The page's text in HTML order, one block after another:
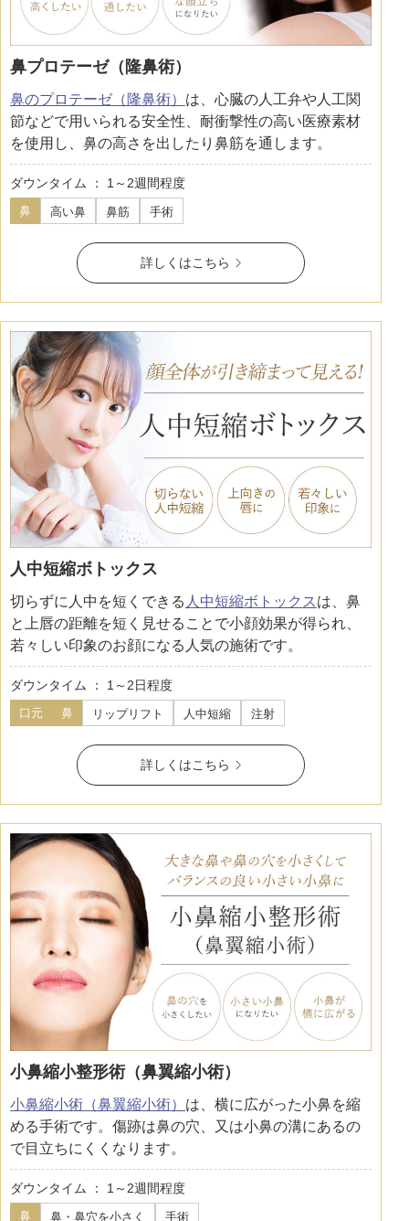
鼻プロテーゼ（隆鼻術）
鼻のプロテーゼ（隆鼻術） は、心臓の人工弁や人工関
節などで用いられる安全性、耐衝撃性の高い医療素材
を使用し、鼻の高さを出したり鼻筋を通します。
ダウンタイム ： 1～2週間程度
鼻 高い鼻 鼻筋 手術
詳しくはこちら
人中短縮ボトックス
切らずに人中を短くできる 人中短縮ボトックスは、鼻
と上唇の距離を短く見せることで小顔効果が得られ、
若々しい印象のお顔になる人気の施術です。
ダウンタイム ： 1～2日程度
口元 鼻 リップリフト 人中短縮 注射
詳しくはこちら
小鼻縮小整形術（鼻翼縮小術）
小鼻縮小術（鼻翼縮小術） は、横に広がった小鼻を縮
める手術です。傷跡は鼻の穴、又は小鼻の溝にあるの
で目立ちにくくなります。
ダウンタイム ： 1～2週間程度
鼻 鼻・鼻穴を小さく 手術